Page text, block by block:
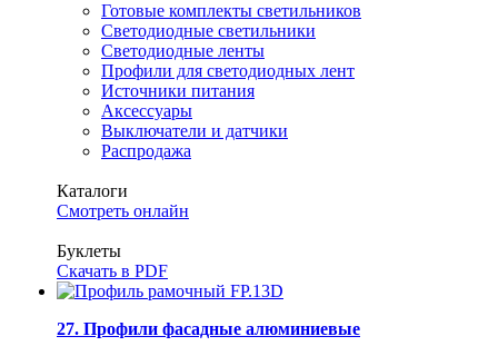
Готовые комплекты светильников
Светодиодные светильники
Светодиодные ленты
Профили для светодиодных лент
Источники питания
Аксессуары
Выключатели и датчики
Распродажа
Каталоги
Смотреть онлайн
Буклеты
Скачать в PDF
27. Профили фасадные алюминиевые